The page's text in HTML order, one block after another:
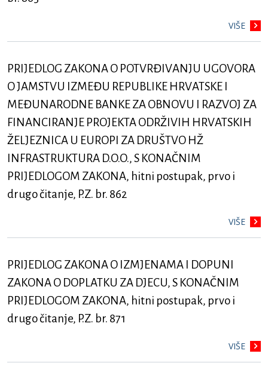
VIŠE
PRIJEDLOG ZAKONA O POTVRĐIVANJU UGOVORA
O JAMSTVU IZMEĐU REPUBLIKE HRVATSKE I
MEĐUNARODNE BANKE ZA OBNOVU I RAZVOJ ZA
FINANCIRANJE PROJEKTA ODRŽIVIH HRVATSKIH
ŽELJEZNICA U EUROPI ZA DRUŠTVO HŽ
INFRASTRUKTURA D.O.O., S KONAČNIM
PRIJEDLOGOM ZAKONA, hitni postupak, prvo i
drugo čitanje, P.Z. br. 862
VIŠE
PRIJEDLOG ZAKONA O IZMJENAMA I DOPUNI
ZAKONA O DOPLATKU ZA DJECU, S KONAČNIM
PRIJEDLOGOM ZAKONA, hitni postupak, prvo i
drugo čitanje, P.Z. br. 871
VIŠE